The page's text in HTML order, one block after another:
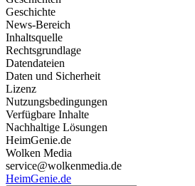
Geschichte
News-Bereich
Inhaltsquelle
Rechtsgrundlage
Datendateien
Daten und Sicherheit
Lizenz
Nutzungsbedingungen
Verfügbare Inhalte
Nachhaltige Lösungen
HeimGenie.de
Wolken Media
service@wolkenmedia.de
HeimGenie.de